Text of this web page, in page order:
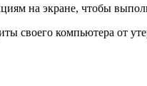
на экране, чтобы
своего компьютера от